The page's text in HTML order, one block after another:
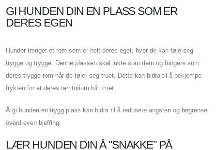
GI HUNDEN DIN EN PLASS SOM ER
DERES EGEN
Hunder trenger et rom som er helt deres eget, hvor de kan føle seg
trygge og trygge. Denne plassen skal lukte som dem og fungere som
deres trygge rom når de føler seg truet. Dette kan bidra til å bekjempe
frykten for at deres territorium blir truet.
Å gi hunden en trygg plass kan bidra til å redusere angsten og begrense
overdreven bjeffing.
LÆR HUNDEN DIN Å "SNAKKE" PÅ